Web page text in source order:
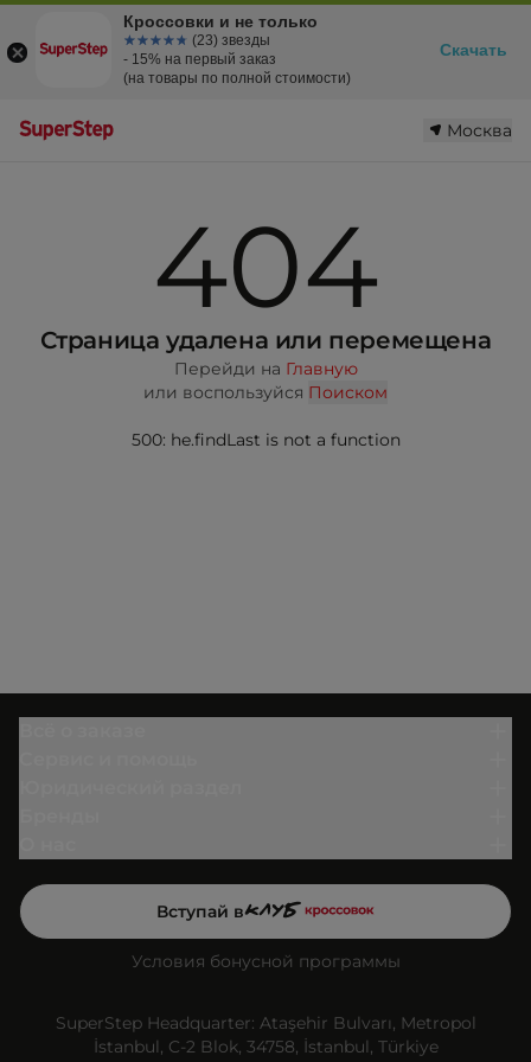
Москва
404
Страница удалена или перемещена
Перейди на Главную
или воспользуйся Поиском
500: he.findLast is not a function
Вступай в
Условия бонусной программы
SuperStep Headquarter: Ataşehir Bulvarı, Metropol
İstanbul, C-2 Blok, 34758, İstanbul, Türkiye
Кроссовки и не только
☆☆☆☆☆
★★★★★ (23) звезды
- 15% на первый заказ
(на товары по полной стоимости)
Скачать